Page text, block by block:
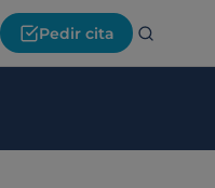
Pedir cita